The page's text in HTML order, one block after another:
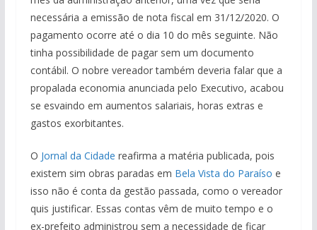
necessária a emissão de nota fiscal em 31/12/2020. O
pagamento ocorre até o dia 10 do mês seguinte. Não
tinha possibilidade de pagar sem um documento
contábil. O nobre vereador também deveria falar que a
propalada economia anunciada pelo Executivo, acabou
se esvaindo em aumentos salariais, horas extras e
gastos exorbitantes.
O Jornal da Cidade reafirma a matéria publicada, pois
existem sim obras paradas em Bela Vista do Paraíso e
isso não é conta da gestão passada, como o vereador
quis justificar. Essas contas vêm de muito tempo e o
ex-prefeito administrou sem a necessidade de ficar